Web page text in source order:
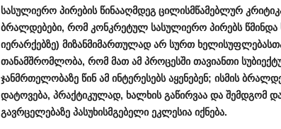
სასულიერო პირების წინააღმდეგ ცილისმწამებლურ
ბრალდებები, რომ კონკრეტულ სასულიერო პირებს წმინდა
იერარქებზე) მიზანმიმართულად არ სურთ
თანამშრომლობა, რომ მათ ამ პროცესში თავიანთი
ჯანმრთელობაზე წინ ამ ინტერესებს აყენებენ; ისმის
დატოვება, პრაქტიკულად, ხალხის გაწირვაა და შემდგომ
გავრცელებაზე პასუხისმგებელი ეკლესია იქნება.